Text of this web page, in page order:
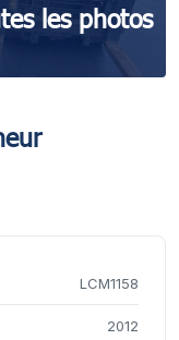
les photos
LCM1158
2012